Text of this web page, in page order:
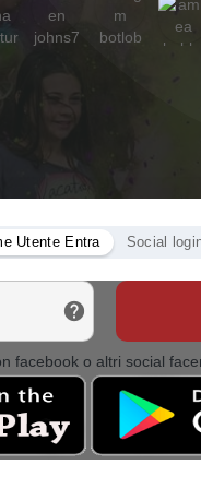
Utente Entra Social
facebook o altri social